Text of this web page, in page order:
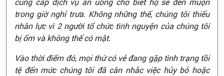
cung cấp dịch vụ ăn uống cho biết họ sẽ đến muộn
trong giờ nghỉ trưa. Không những thế, chúng tôi thiếu
nhân lực vì 2 người tổ chức tình nguyện của chúng tôi
bị ốm và không thể có mặt.
Vào thời điểm đó, mọi thứ có vẻ đang gặp tình trạng tồi
tệ đến mức chúng tôi đã cân nhắc việc hủy bỏ hoặc